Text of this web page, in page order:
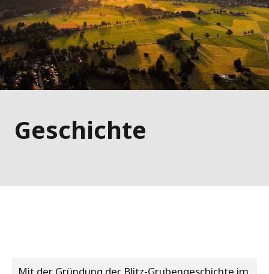
Geschichte
Mit der Gründung der Blitz-Grubengeschichte im